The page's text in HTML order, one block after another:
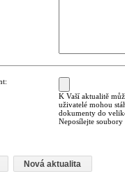
K Vaší aktualitě
uživatelé mohou
dokumenty do
Neposílejte